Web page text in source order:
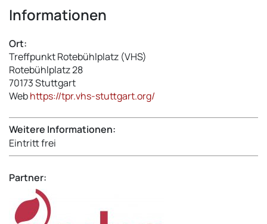
Informationen
Ort:
Treffpunkt Rotebühlplatz (VHS)
Rotebühlplatz 28
70173Stuttgart
Webhttps://tpr.vhs-stuttgart.org/
Weitere Informationen:
Eintritt frei
Partner: